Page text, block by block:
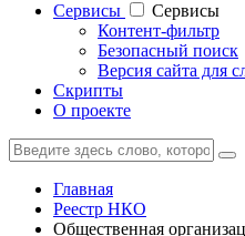
Cервисы
Cервисы
Контент-фильтр
Безопасный поиск
Версия сайта для
Скрипты
О проекте
Главная
Реестр НКО
Общественная